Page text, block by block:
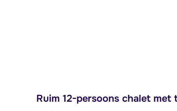
Ruim 12-persoons chalet